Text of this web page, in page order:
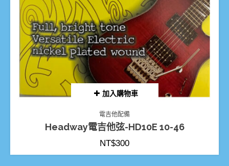
加入購物車
電吉他配備
Headway電吉他弦-HD10E 10-46
NT$300